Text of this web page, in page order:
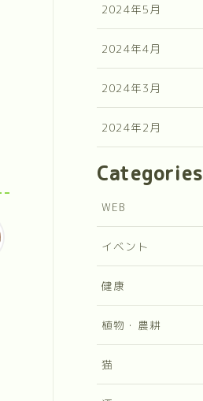
2024年5月
2024年4月
2024年3月
2024年2月
Categories
WEB
イベント
健康
植物・農耕
猫